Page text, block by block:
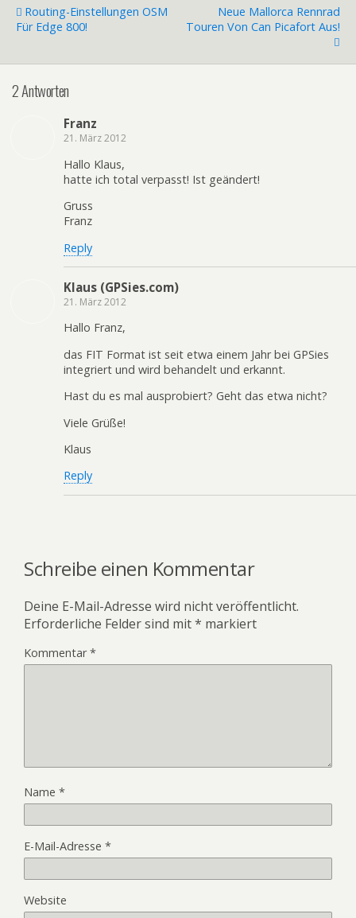
Routing-Einstellungen OSM
Für Edge 800!
Neue Mallorca Rennrad
Touren Von Can Picafort Aus!
2 Antworten
Franz
21. März 2012
Hallo Klaus,
hatte ich total verpasst! Ist geändert!
Gruss
Franz
Reply
Klaus (GPSies.com)
21. März 2012
Hallo Franz,
das FIT Format ist seit etwa einem Jahr bei GPSies
integriert und wird behandelt und erkannt.
Hast du es mal ausprobiert? Geht das etwa nicht?
Viele Grüße!
Klaus
Reply
Schreibe einen Kommentar
Deine E-Mail-Adresse wird nicht veröffentlicht.
Erforderliche Felder sind mit* markiert
Kommentar*
Name *
E-Mail-Adresse *
Website